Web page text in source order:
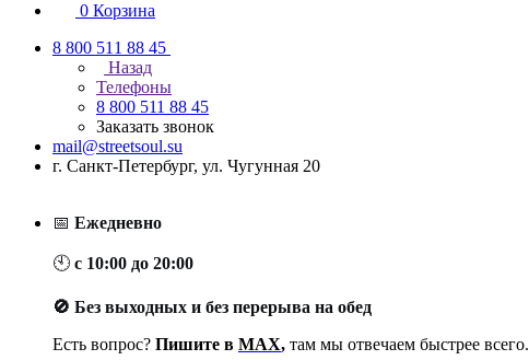
0 Корзина
8 800 511 88 45
Назад
Телефоны
8 800 511 88 45
Заказать звонок
mail@streetsoul.su
г. Санкт-Петербург, ул. Чугунная 20
📅 Ежедневно
🕙 с 10:00 до 20:00
🚫 Без выходных и без перерыва на обед
Есть вопрос? Пишите в MAX, там мы отвечаем быстрее всего.